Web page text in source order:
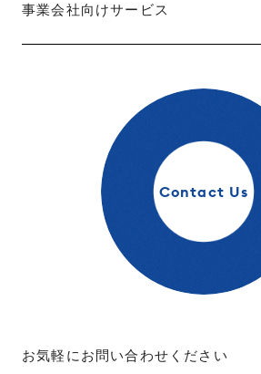
事業会社向けサービス
Contact Us
お気軽にお問い合わせください